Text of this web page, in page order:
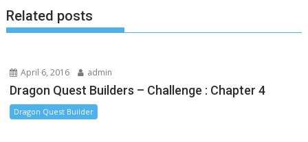
r
Related posts
April 6, 2016 admin
Dragon Quest Builders – Challenge : Chapter 4
Dragon Quest Builder